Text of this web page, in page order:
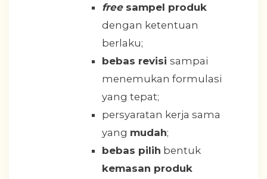
freesampel produk
dengan ketentuan
berlaku;
bebas revisi sampai
menemukan formulasi
yang tepat;
persyaratan kerja sama
yang mudah;
bebas pilih bentuk
kemasan produk